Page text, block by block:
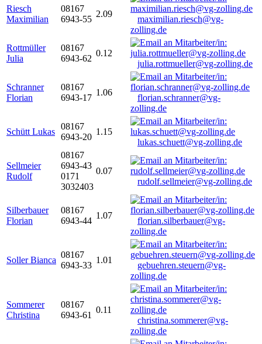
Riesch
Maximilian
08167
6943-55
2.09
maximilian.riesch@vg-
zolling.de
Rottmüller
Julia
08167
6943-62
0.12
julia.rottmueller@vg-zolling.de
Schranner
Florian
08167
6943-17
1.06
florian.schranner@vg-
zolling.de
Schütt Lukas
08167
6943-20
1.15
lukas.schuett@vg-zolling.de
Sellmeier
Rudolf
08167
6943-43
0171
3032403
0.07
rudolf.sellmeier@vg-zolling.de
Silberbauer
Florian
08167
6943-44
1.07
florian.silberbauer@vg-
zolling.de
Soller Bianca
08167
6943-33
1.01
gebuehren.steuern@vg-
zolling.de
Sommerer
Christina
08167
6943-61
0.11
christina.sommerer@vg-
zolling.de